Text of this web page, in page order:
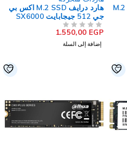
هارد درايف M.2 SSD اكس بي
جي 512 جيجابايت SX6000
LITE NVMe PCIe
1.550,00EGP
إضافة إلى السلة